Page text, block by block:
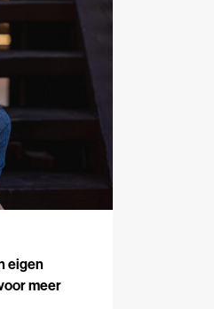
eigen
meer